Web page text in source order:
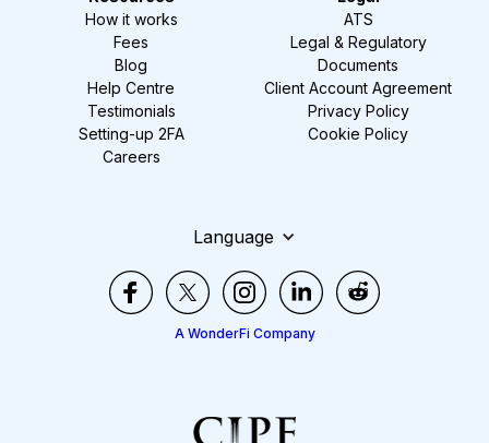
How it works
Fees
Blog
Help Centre
Testimonials
Setting-up 2FA
Careers
ATS
Legal & Regulatory
Documents
Client Account Agreement
Privacy Policy
Cookie Policy
Language
A WonderFi Company